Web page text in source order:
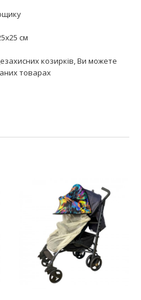
см
козирків, Ви можете
товарах